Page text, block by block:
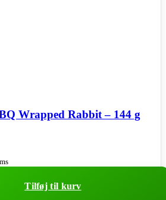
Wrapped Rabbit – 144 g
Tilføj til kurv